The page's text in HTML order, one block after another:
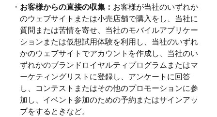
・ お客様からの直接の収集： お客様が当社のいずれか
のウェブサイトまたは小売店舗で購入をし、当社に
質問または苦情を寄せ、当社のモバイルアプリケー
ションまたは仮想試用体験を利用し、当社のいずれ
かのウェブサイトでアカウントを作成し、当社のい
ずれかのブランドロイヤルティプログラムまたはマ
ーケティングリストに登録し、アンケートに回答
し、コンテストまたはその他のプロモーションに参
加し、イベント参加のための予約またはサインアッ
プをするときなど。